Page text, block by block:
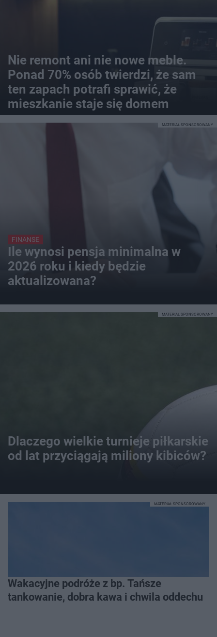
Nie remont ani nie nowe meble.
Ponad 70% osób twierdzi, że sam
ten zapach potrafi sprawić, że
mieszkanie staje się domem
FINANSE
Ile wynosi pensja minimalna w
2026 roku i kiedy będzie
aktualizowana?
MATERIAŁ SPONSOROWANY
Dlaczego wielkie turnieje piłkarskie
od lat przyciągają miliony kibiców?
MATERIAŁ SPONSOROWANY
Wakacyjne podróże z bp. Tańsze
tankowanie, dobra kawa i chwila oddechu
MATERIAŁ SPONSOROWANY